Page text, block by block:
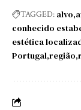
TAGGED: alvo
conhecido
estética
Portugal região